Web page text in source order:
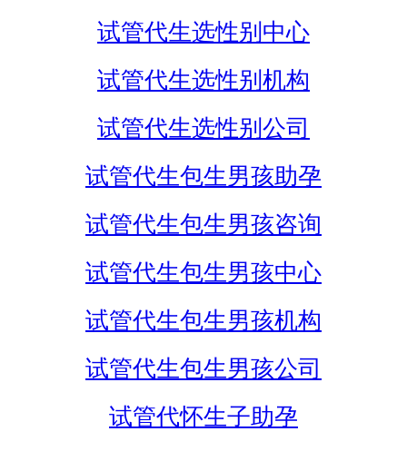
试管代生选性别中心
试管代生选性别机构
试管代生选性别公司
试管代生包生男孩助孕
试管代生包生男孩咨询
试管代生包生男孩中心
试管代生包生男孩机构
试管代生包生男孩公司
试管代怀生子助孕